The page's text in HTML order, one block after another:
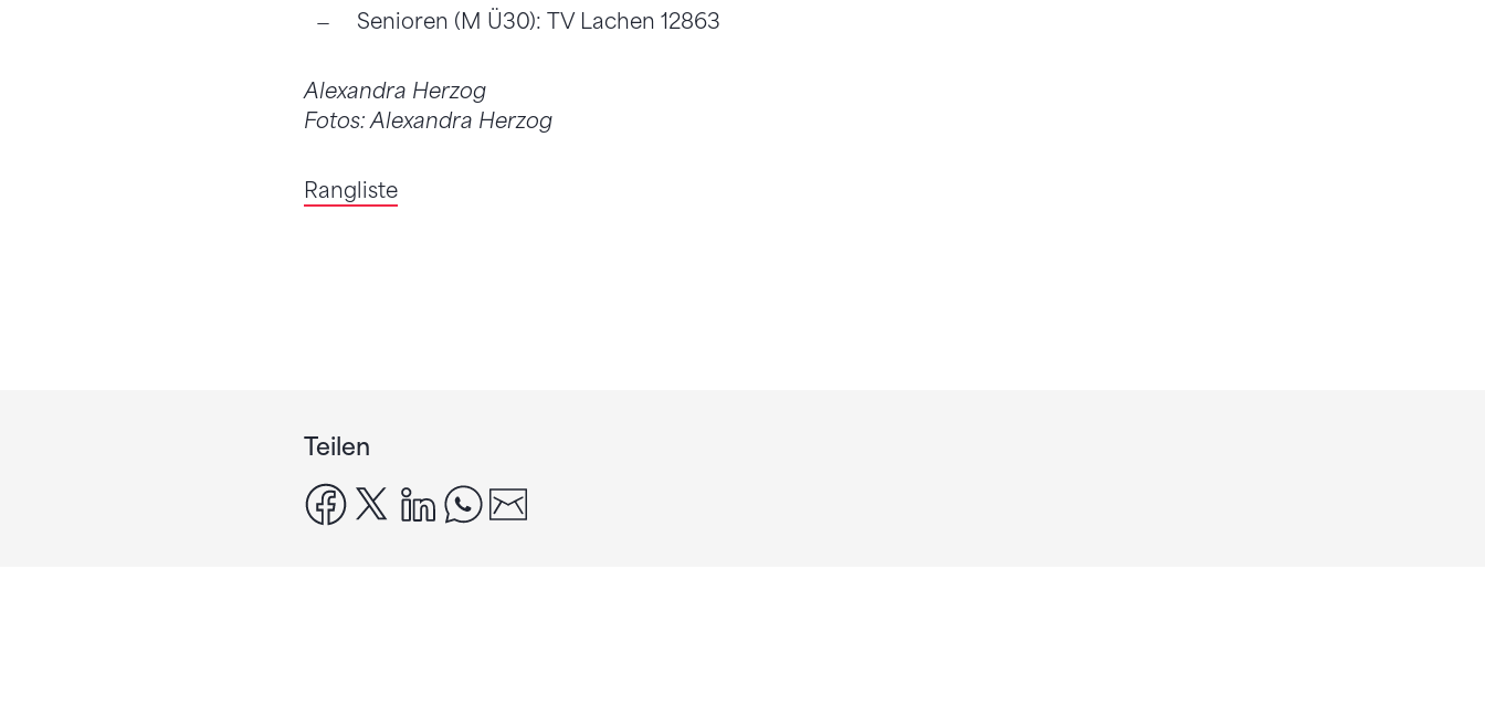
Senioren (M Ü30): TV Lachen 12863
Alexandra Herzog
Fotos: Alexandra Herzog
Rangliste
Teilen
facebook
x linkedinwhatsapp